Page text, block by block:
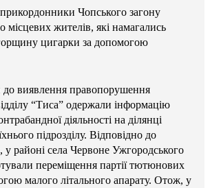
Чопського загону
місцевих жителів, які намагались
цигарки за допомогою
до виявлення правопорушення
“Тиса” одержали інформацію
діяльності на ділянці
підрозділу. Відповідно до
районі села Червоне Ужгородського
переміщення партії тютюнових
малого літального апарату. Отож, у